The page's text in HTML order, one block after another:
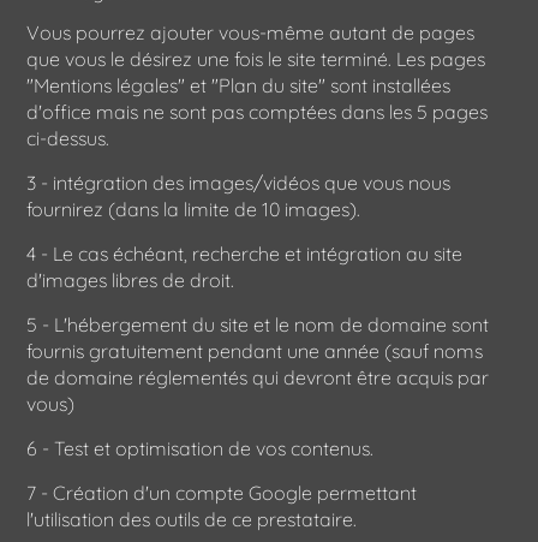
Vous pourrez ajouter vous-même autant de pages
que vous le désirez une fois le site terminé. Les pages
"Mentions légales" et "Plan du site" sont installées
d'office mais ne sont pas comptées dans les 5 pages
ci-dessus.
3 - intégration des images/vidéos que vous nous
fournirez (dans la limite de 10 images).
4 - Le cas échéant, recherche et intégration au site
d'images libres de droit.
5 - L'hébergement du site et le nom de domaine sont
fournis gratuitement pendant une année (sauf noms
de domaine réglementés qui devront être acquis par
vous)
6 - Test et optimisation de vos contenus.
7 - Création d'un compte Google permettant
l'utilisation des outils de ce prestataire.